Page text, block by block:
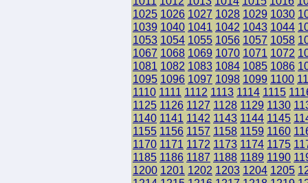
1025 1026 1027 1028 1029 1030
1039 1040 1041 1042 1043 1044
1053 1054 1055 1056 1057 1058
1067 1068 1069 1070 1071 1072
1081 1082 1083 1084 1085 1086
1095 1096 1097 1098 1099 1100
1110 1111 1112 1113 1114 1115
1125 1126 1127 1128 1129 1130
1140 1141 1142 1143 1144 1145
1155 1156 1157 1158 1159 1160
1170 1171 1172 1173 1174 1175
1185 1186 1187 1188 1189 1190
1200 1201 1202 1203 1204 1205